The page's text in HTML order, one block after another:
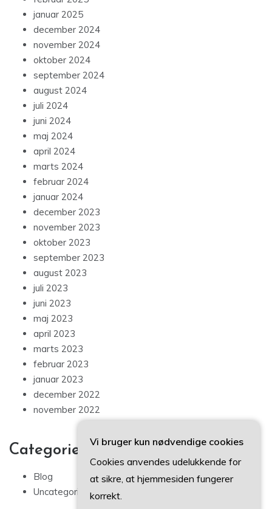
januar 2025
december 2024
november 2024
oktober 2024
september 2024
august 2024
juli 2024
juni 2024
maj 2024
april 2024
marts 2024
februar 2024
januar 2024
december 2023
november 2023
oktober 2023
september 2023
august 2023
juli 2023
juni 2023
maj 2023
april 2023
marts 2023
februar 2023
januar 2023
december 2022
november 2022
Categories
Blog
Uncategorized
Vi bruger kun nødvendige cookies
Cookies anvendes udelukkende for
at sikre, at hjemmesiden fungerer
korrekt.